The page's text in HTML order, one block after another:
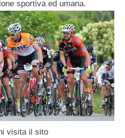
sportiva ed umana.
visita il sito